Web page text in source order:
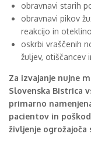
obravnavi starih
obravnavi pikov
reakcijo in
oskrbi vraščenih
žuljev, otiščancev
Za izvajanje nujne
Slovenska Bistrica
primarno
pacientov in
življenje ogrožajoča